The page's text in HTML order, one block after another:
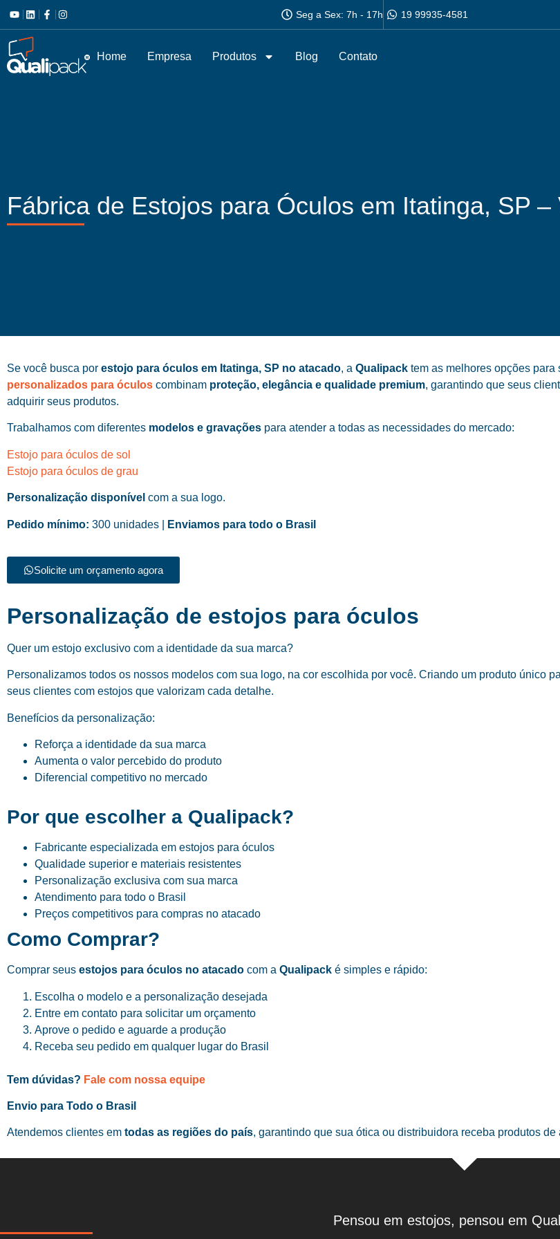
Seg a Sex: 7h - 17h 19 99935-4581
Home Empresa Produtos Blog Contato
Fábrica de Estojos para Óculos em Itatinga, SP –
Se você busca por estojo para óculos em Itatinga, SP no atacado, a Qualipack tem as melhores opções
personalizados para óculos combinam proteção, elegância e qualidade premium, garantindo que seus
adquirir seus produtos.
Trabalhamos com diferentes modelos e gravações para atender a todas as necessidades do mercado:
Estojo para óculos de sol
Estojo para óculos de grau
Personalização disponível com a sua logo.
Pedido mínimo: 300 unidades | Enviamos para todo o Brasil
Solicite um orçamento agora
Personalização de estojos para óculos
Quer um estojo exclusivo com a identidade da sua marca?
Personalizamos todos os nossos modelos com sua logo, na cor escolhida por você. Criando um produto único
seus clientes com estojos que valorizam cada detalhe.
Benefícios da personalização:
Reforça a identidade da sua marca
Aumenta o valor percebido do produto
Diferencial competitivo no mercado
Por que escolher a Qualipack?
Fabricante especializada em estojos para óculos
Qualidade superior e materiais resistentes
Personalização exclusiva com sua marca
Atendimento para todo o Brasil
Preços competitivos para compras no atacado
Como Comprar?
Comprar seus estojos para óculos no atacado com a Qualipack é simples e rápido:
Escolha o modelo e a personalização desejada
Entre em contato para solicitar um orçamento
Aprove o pedido e aguarde a produção
Receba seu pedido em qualquer lugar do Brasil
Tem dúvidas? Fale com nossa equipe
Envio para Todo o Brasil
Atendemos clientes em todas as regiões do país, garantindo que sua ótica ou distribuidora receba produtos
Pensou em estojos, pensou em